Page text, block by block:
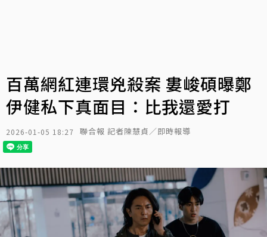
百萬網紅連環兇殺案 婁峻碩曝鄭
伊健私下真面目：比我還愛打
2026-01-05 18:27 聯合報 記者陳慧貞／即時報導